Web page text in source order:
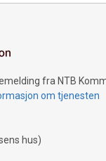
fra NTB
om tjenesten
hus)